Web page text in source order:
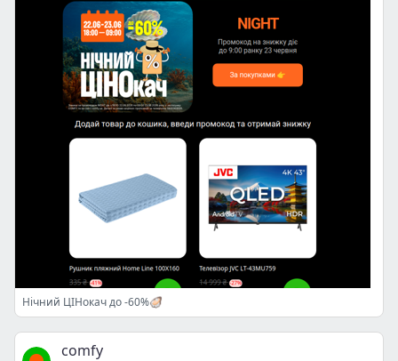
Нічний ЦІНокач до -60%🦪
comfy